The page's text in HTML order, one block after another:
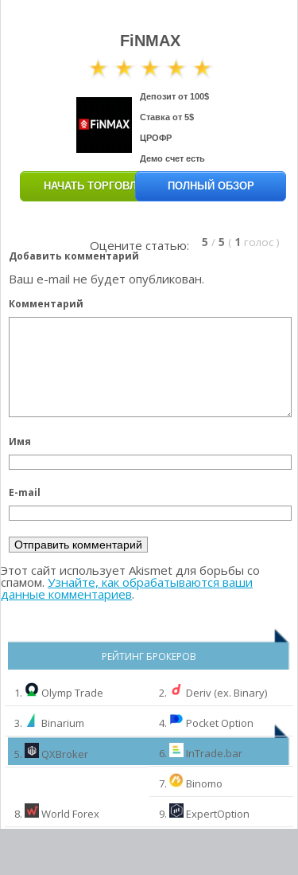
FiNMAX
Депозит от 100$
Ставка от 5$
ЦРОФР
Демо счет есть
НАЧАТЬ ТОРГОВЛЮ ПОЛНЫЙ ОБЗОР
Оцените статью: 5 / 5 ( 1 голос )
Добавить комментарий
Ваш e-mail не будет опубликован.
Комментарий
Имя
E-mail
Этот сайт использует Akismet для борьбы со
спамом. Узнайте, как обрабатываются ваши
данные комментариев.
РЕЙТИНГ БРОКЕРОВ
1. Olymp Trade 2. Deriv (ex. Binary)
3. Binarium 4. Pocket Option
5. QXBroker 6. InTrade.bar
7. Binomo
8. World Forex 9. ExpertOption